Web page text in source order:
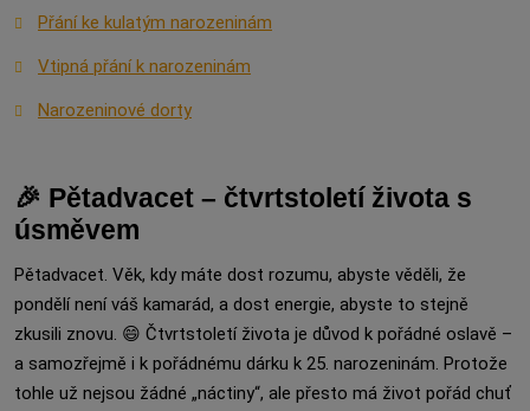
Přání ke kulatým narozeninám
Vtipná přání k narozeninám
Narozeninové dorty
🎉 Pětadvacet – čtvrtstoletí života s
úsměvem
Pětadvacet. Věk, kdy máte dost rozumu, abyste věděli, že
pondělí není váš kamarád, a dost energie, abyste to stejně
zkusili znovu. 😄 Čtvrtstoletí života je důvod k pořádné oslavě –
a samozřejmě i k pořádnému dárku k 25. narozeninám. Protože
tohle už nejsou žádné „náctiny“, ale přesto má život pořád chuť